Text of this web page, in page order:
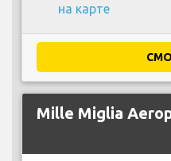
на карте
Mille Miglia